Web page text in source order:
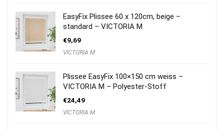
EasyFix Plissee 60 x 120cm, beige –
standard – VICTORIA M
€9,69
VICTORIA M
Plissee EasyFix 100×150 cm weiss –
VICTORIA M – Polyester-Stoff
€24,49
VICTORIA M